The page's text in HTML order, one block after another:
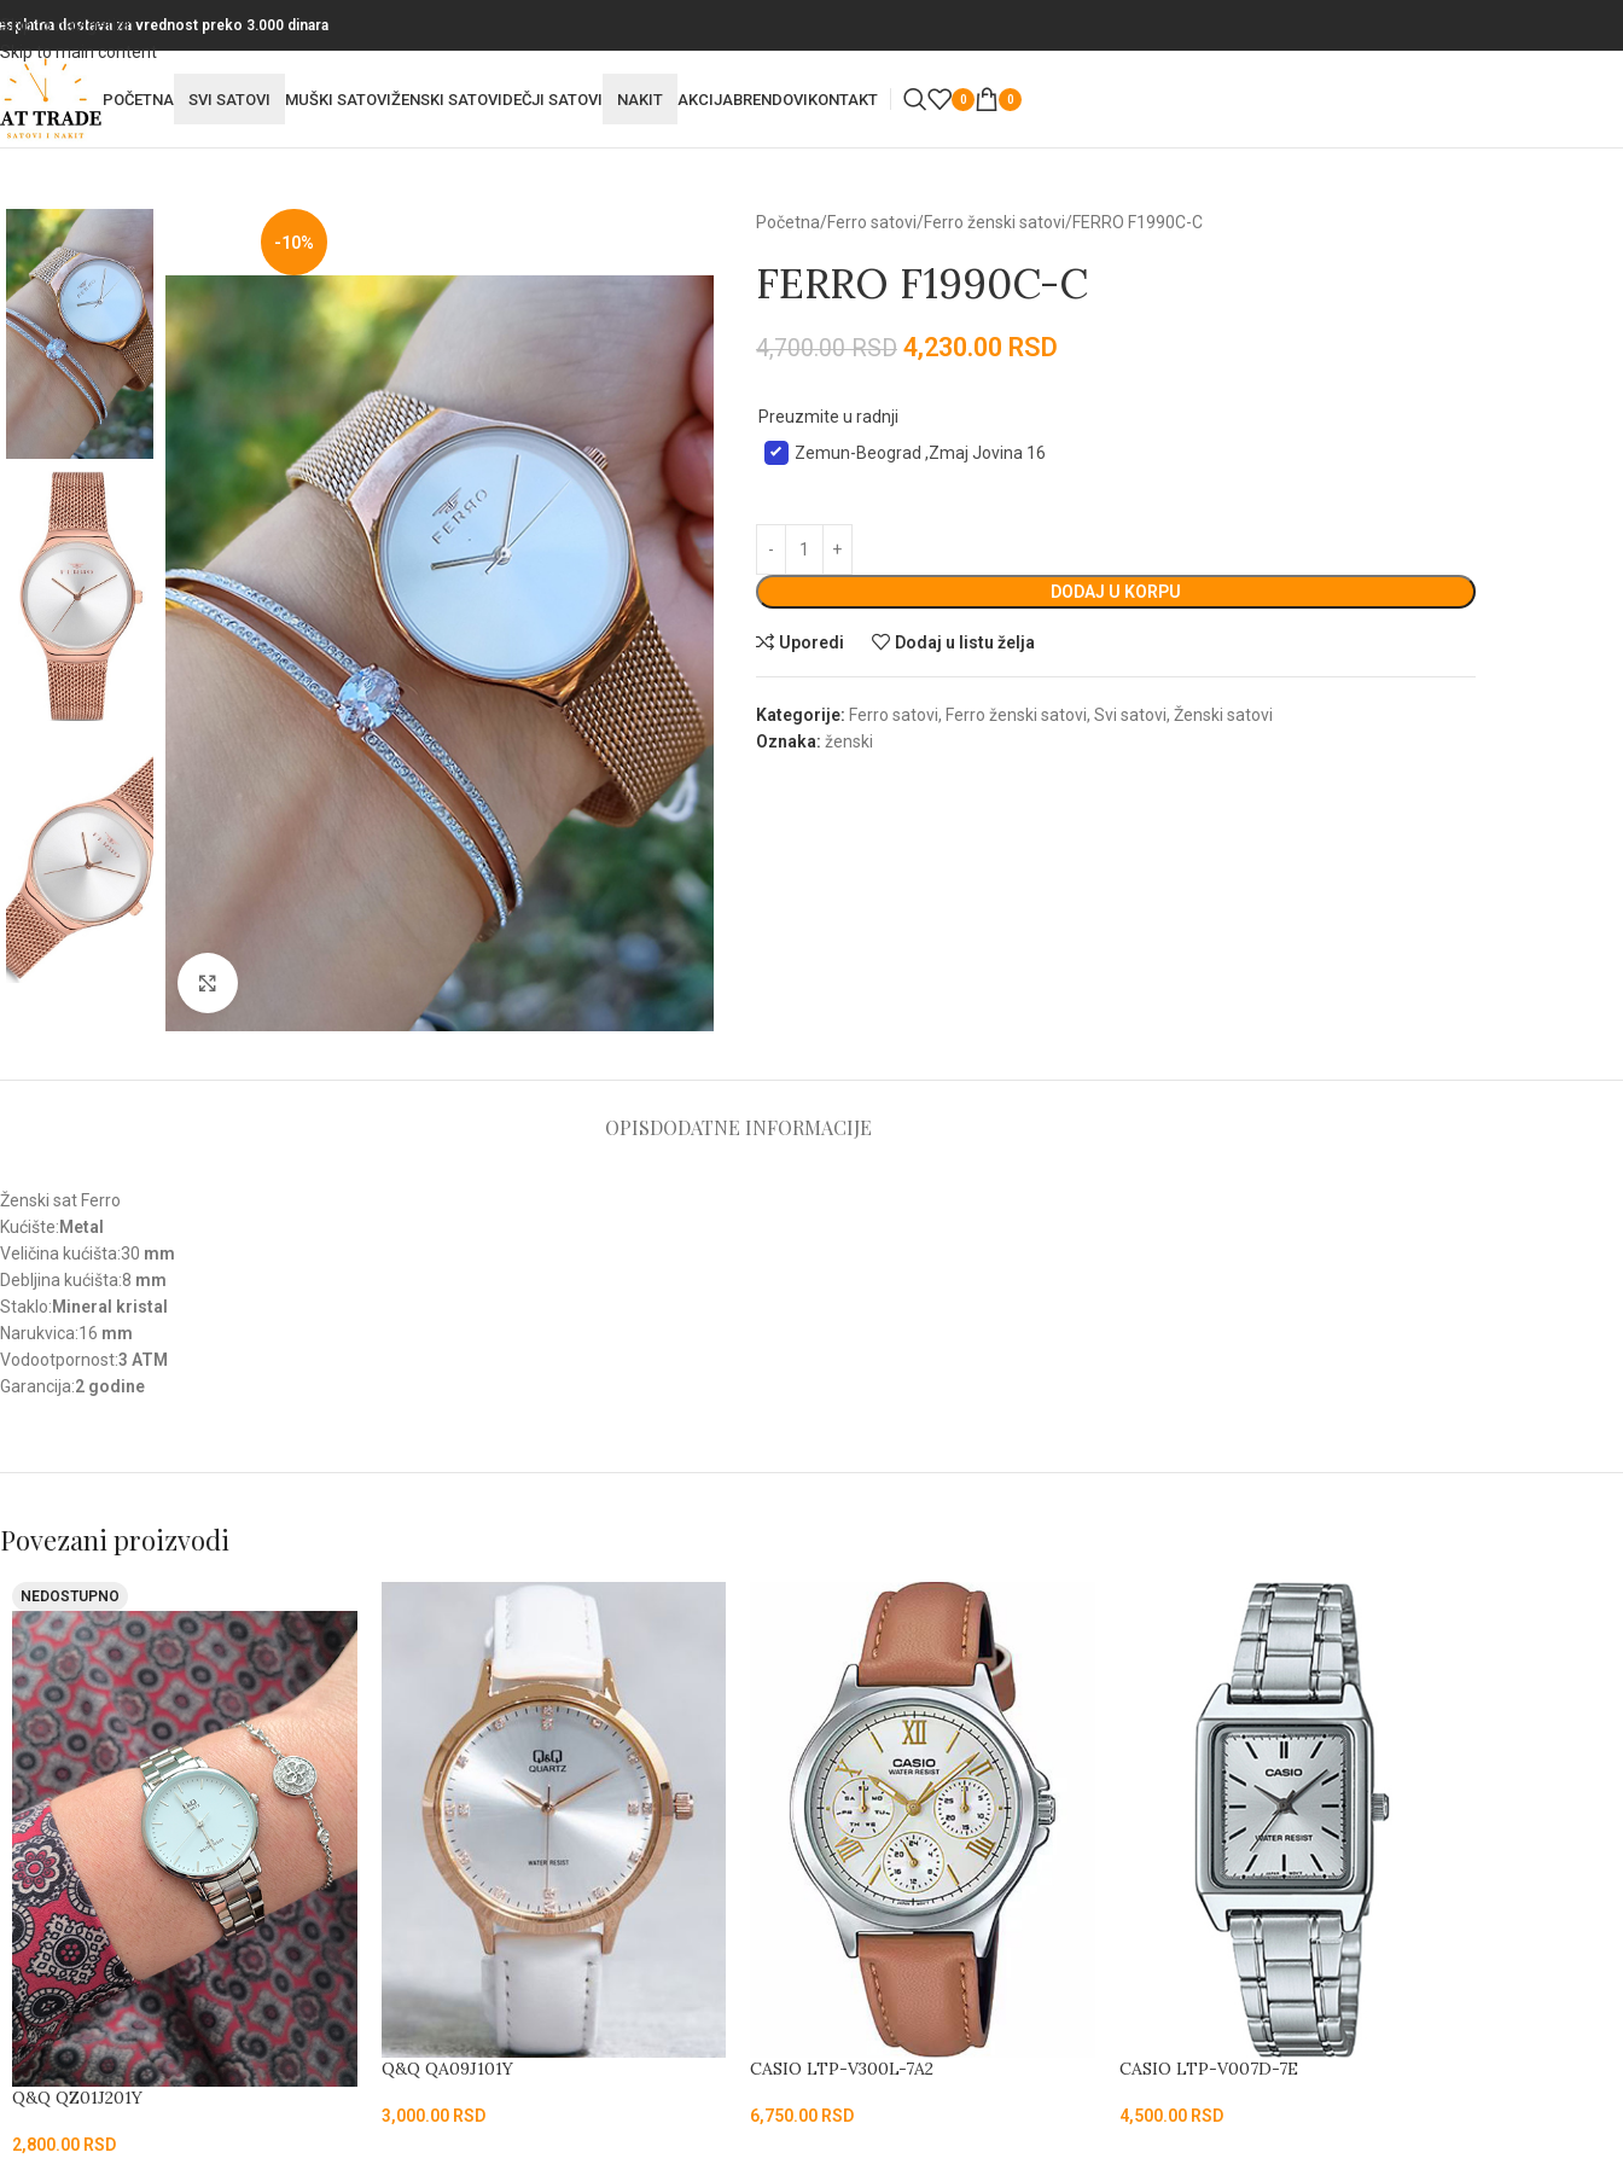
Skip to navigation
Skip to main content
dostava za vrednost preko 3.000 dinara
POČETNA SVI SATOVI MUŠKI SATOVIŽENSKI SATOVIDEČJI SATOVI NAKIT AKCIJABRENDOVIKONTAKT 0 0
-10%
Početna Ferro satovi Ferro ženski satovi FERRO F1990C-C
FERRO F1990C-C
4,700.00RSD 4,230.00 RSD
Preuzmite u radnji
Zemun-Beograd ,Zmaj Jovina 16
DODAJ U KORPU
Uporedi Dodaj u listu želja
Kategorije: Ferro satovi, Ferro ženski satovi, Svi satovi, Ženski satovi
Oznaka: ženski
OPISDODATNE INFORMACIJE
Ženski sat Ferro
Kućište:Metal
Veličina kućišta:30 mm
Debljina kućišta:8 mm
Staklo:Mineral kristal
Narukvica:16 mm
Vodootpornost:3 ATM
Garancija:2 godine
Povezani proizvodi
NEDOSTUPNO
Q&Q QZ01J201Y
2,800.00 RSD
Q&Q QA09J101Y
3,000.00 RSD
CASIO LTP-V300L-7A2
6,750.00 RSD
CASIO LTP-V007D-7E
4,500.00 RSD